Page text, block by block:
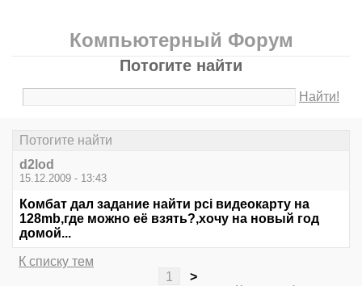
Компьютерный Форум
Потогите найти
Найти!
Потогите найти
d2lod
15.12.2009 - 13:43
Комбат дал задание найти pci видеокарту на
128mb,где можно её взять?,хочу на новый год
домой...
К списку тем
1
>